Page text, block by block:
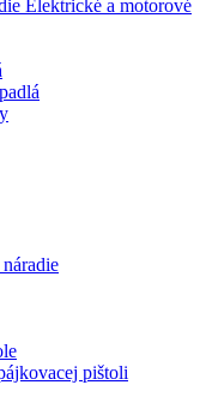
Elektrické a motorové
pištoli